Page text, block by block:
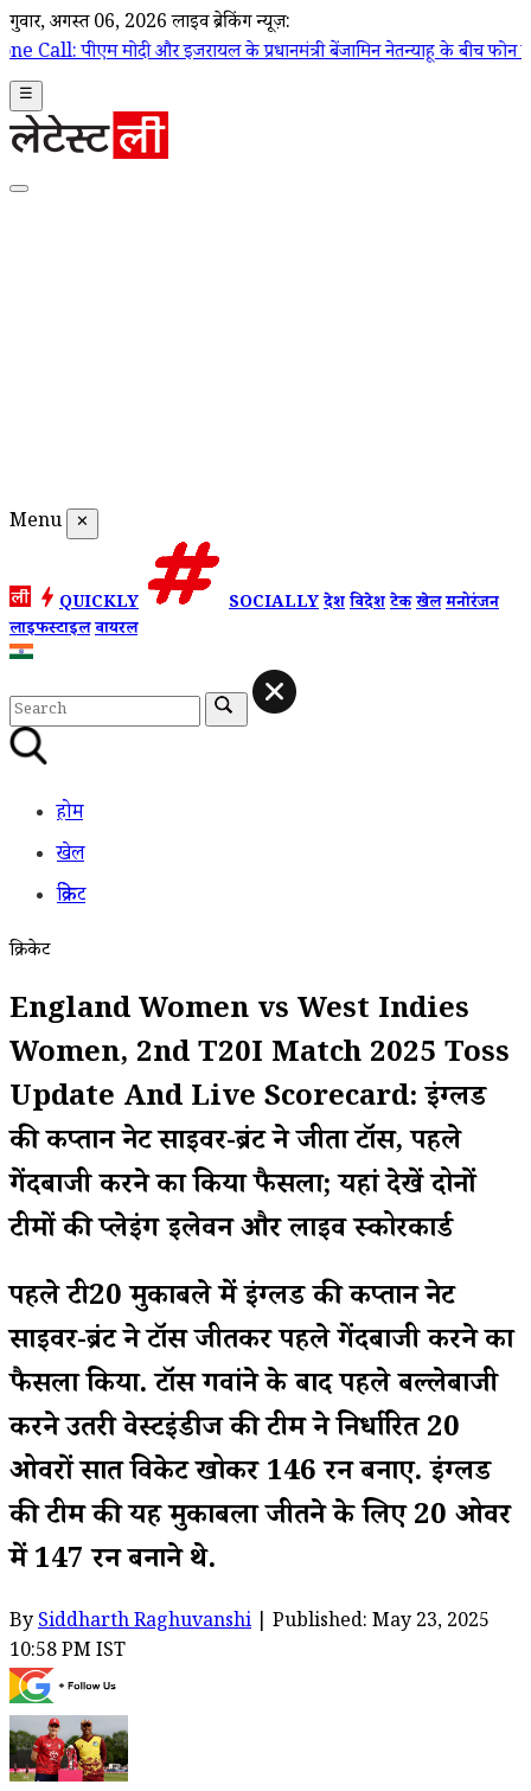
गुरूवार, अगस्त 06, 2026 लाइव ब्रेकिंग न्यूज़:
के प्रधानमंत्री बेंजामिन नेतन्याहू के बीच फोन पर हुई बातचीत, पश्चिम
☰
Menu ✕
QUICKLY SOCIALLYदेशविदेशटेकखेलमनोरंजन
लाइफस्टाइलवायरल
होम
खेल
क्रिकेट
क्रिकेट
England Women vs West Indies
Women, 2nd T20I Match 2025 Toss
Update And Live Scorecard: इंग्लैंड
की कप्तान नेट साइवर-ब्रंट ने जीता टॉस, पहले
गेंदबाजी करने का किया फैसला; यहां देखें दोनों
टीमों की प्लेइंग इलेवन और लाइव स्कोरकार्ड
पहले टी20 मुकाबले में इंग्लैंड की कप्तान नेट
साइवर-ब्रंट ने टॉस जीतकर पहले गेंदबाजी करने का
फैसला किया. टॉस गवांने के बाद पहले बल्लेबाजी
करने उतरी वेस्टइंडीज की टीम ने निर्धारित 20
ओवरों सात विकेट खोकर 146 रन बनाए. इंग्लैंड
की टीम की यह मुकाबला जीतने के लिए 20 ओवर
में 147 रन बनाने थे.
BySiddharth Raghuvanshi | Published: May 23, 2025
10:58 PM IST